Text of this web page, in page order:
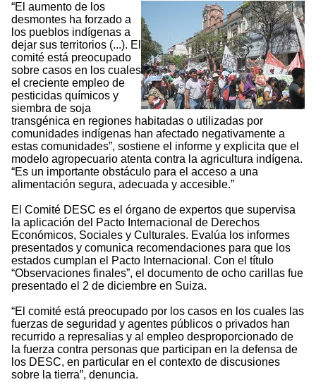
“El aumento de los
desmontes ha forzado a
los pueblos indígenas a
dejar sus territorios (...). El
comité está preocupado
sobre casos en los cuales
el creciente empleo de
pesticidas químicos y
siembra de soja
transgénica en regiones habitadas o utilizadas por
comunidades indígenas han afectado negativamente a
estas comunidades”, sostiene el informe y explicita que el
modelo agropecuario atenta contra la agricultura indígena.
“Es un importante obstáculo para el acceso a una
alimentación segura, adecuada y accesible.”
El Comité DESC es el órgano de expertos que supervisa
la aplicación del Pacto Internacional de Derechos
Económicos, Sociales y Culturales. Evalúa los informes
presentados y comunica recomendaciones para que los
estados cumplan el Pacto Internacional. Con el título
“Observaciones finales”, el documento de ocho carillas fue
presentado el 2 de diciembre en Suiza.
“El comité está preocupado por los casos en los cuales las
fuerzas de seguridad y agentes públicos o privados han
recurrido a represalias y al empleo desproporcionado de
la fuerza contra personas que participan en la defensa de
los DESC, en particular en el contexto de discusiones
sobre la tierra”, denuncia.